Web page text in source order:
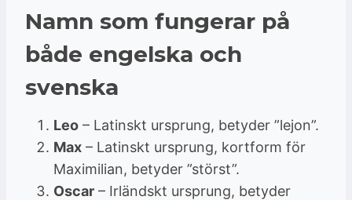
Namn som fungerar på
både engelska och
svenska
Leo – Latinskt ursprung, betyder ”lejon”.
Max – Latinskt ursprung, kortform för
Maximilian, betyder ”störst”.
Oscar – Irländskt ursprung, betyder